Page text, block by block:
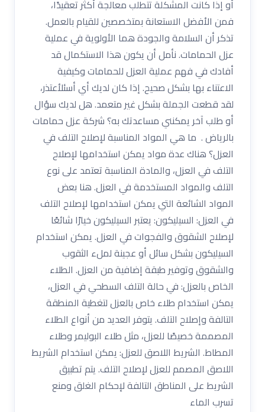
أو إذا كانت المشكلة تتطلب معالجة أكثر تعقيدًا،
فمن الأفضل الاستعانة بمتخصصين للقيام بالعمل.
تذكر أن السلامة والجودة هما الأولوية في عملية
عزل الحمامات. نأمل أن يكون هذا الاستكمال قد
أفادك في فهم عملية العزل للحمامات وكيفية
الاعتناء بها بشكل صحيح. إذا كان لديك أي أسئلأعتذر،
لقد قطعت الجملة بشكل غير متعمد. هل لديك سؤال
أو طلب آخر يمكنني مساعدتك به؟ شركة عزل حمامات
بالرياض . ما هي المواد المناسبة لإصلاح التلف في
العزل؟ هناك عدة مواد يمكن استخدامها لإصلاح
التلف في العزل، والمادة المناسبة تعتمد على نوع
التلف والمواد المستخدمة في العزل. هنا بعض
المواد الشائعة التي يمكن استخدامها لإصلاح التلف
في العزل: السيليكون: يعتبر السيليكون خيارًا شائعًا
لإصلاح الشقوق والفجوات في العزل. يمكن استخدام
السيليكون بشكل سائل أو عجينة لملء الثقوب
والشقوق وتوفير طبقة إضافية من العزل. الطلاء
الخاص بالعزل: في حالة التلف السطحي في العزل،
يمكن استخدام طلاء خاص بالعزل لتغطية المنطقة
التالفة وإصلاح التلف. يتوفر العديد من أنواع الطلاء
المصممة خصيصًا للعزل، مثل طلاء البوليمر وطلاء
المطاط. الشريط اللاصق للعزل: يمكن استخدام الشريط
اللاصق المصمم للعزل لإصلاح التلف. يتم تطبيق
الشريط على المناطق التالفة لإحكام الغلق ومنع
تسرب الماء